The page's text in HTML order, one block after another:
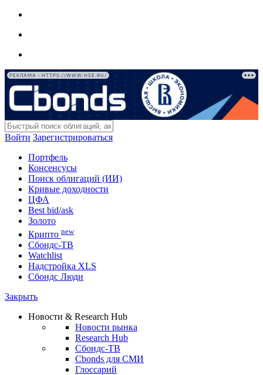
РЕКЛАМА • HTTPS://WWW.HSE.RU/
Войти Зарегистрироваться
Портфель
Консенсусы
Поиск облигаций (ИИ)
Кривые доходности
ЦФА
Best bid/ask
Золото
Крипто new
Сбондс-ТВ
Watchlist
Надстройка XLS
Сбондс Люди
Закрыть
Новости & Research Hub
Новости рынка
Research Hub
Сбондс-ТВ
Cbonds для СМИ
Глоссарий